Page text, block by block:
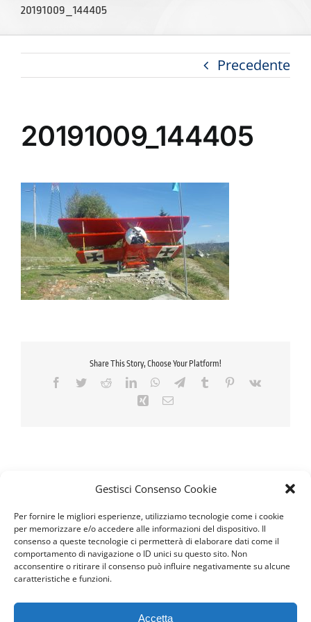
Gestisci Consenso Cookie
Per fornire le migliori esperienze, utilizziamo tecnologie come i cookie
per memorizzare e/o accedere alle informazioni del dispositivo. Il
consenso a queste tecnologie ci permetterà di elaborare dati come il
comportamento di navigazione o ID unici su questo sito. Non
acconsentire o ritirare il consenso può influire negativamente su alcune
caratteristiche e funzioni.
Accetta
20191009_144405
Precedente
20191009_144405
Share This Story, Choose Your Platform!
Facebook
TwitterRedditLinkedInWhatsApp
TelegramTumblr Pinterest
Vk
Xing Email
Seguici sui Social